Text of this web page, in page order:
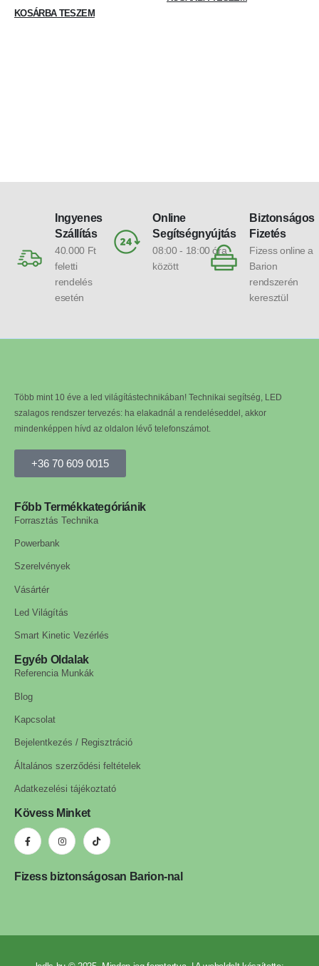
KOSÁRBA TESZEM
Ingyenes
Szállítás
40.000 Ft
feletti
rendelés
esetén
Online
Segítségnyújtás
08:00 - 18:00 óra
között
Biztonságos
Fizetés
Fizess online a
Barion
rendszerén
keresztül
Több mint 10 éve a led világítástechnikában! Technikai segítség, LED
szalagos rendszer tervezés: ha elakadnál a rendeléseddel, akkor
mindenképpen hívd az oldalon lévő telefonszámot.
+36 70 609 0015
Főbb Termékkategóriánik
Forrasztás Technika
Powerbank
Szerelvények
Vásártér
Led Világítás
Smart Kinetic Vezérlés
Egyéb Oldalak
Referencia Munkák
Blog
Kapcsolat
Bejelentkezés / Regisztráció
Általános szerződési feltételek
Adatkezelési tájékoztató
Kövess Minket
Fizess biztonságosan Barion-nal